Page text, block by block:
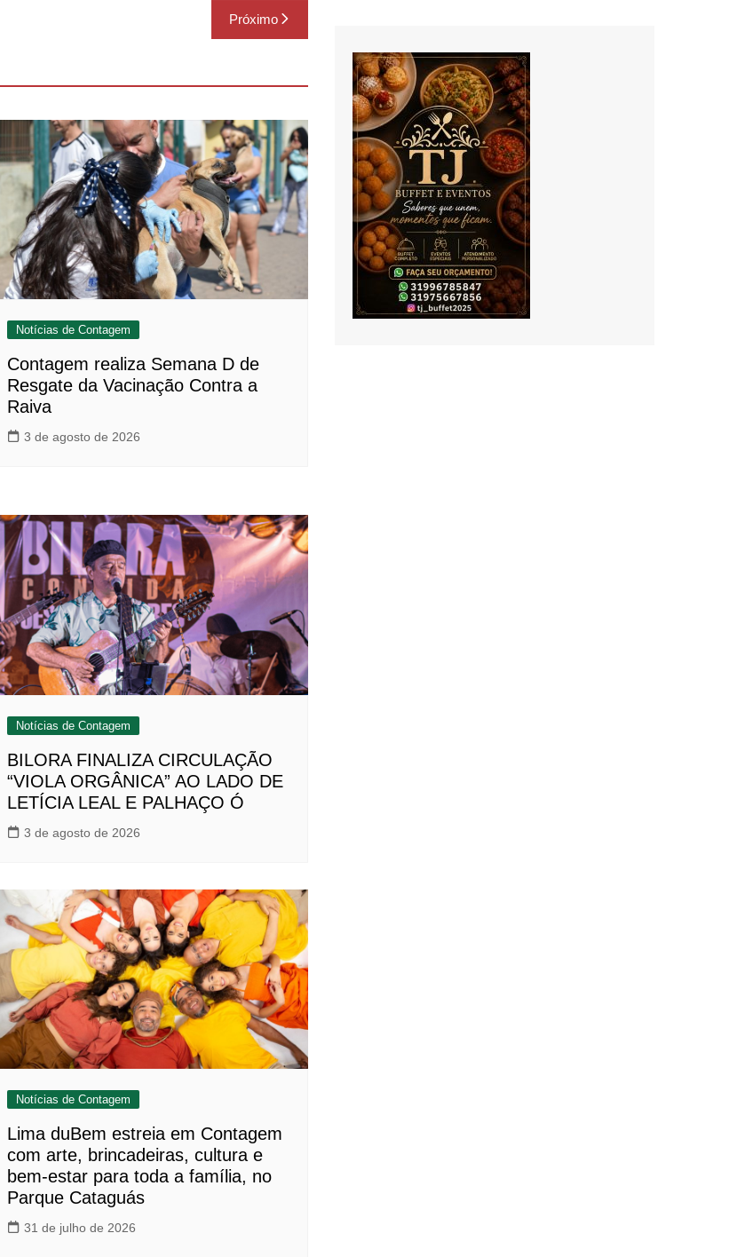
Próximo
Notícias de Contagem
Contagem realiza Semana D de
Resgate da Vacinação Contra a
Raiva
3 de agosto de 2026
Notícias de Contagem
BILORA FINALIZA CIRCULAÇÃO
“VIOLA ORGÂNICA” AO LADO DE
LETÍCIA LEAL E PALHAÇO Ó
3 de agosto de 2026
Notícias de Contagem
Lima duBem estreia em Contagem
com arte, brincadeiras, cultura e
bem-estar para toda a família, no
Parque Cataguás
31 de julho de 2026